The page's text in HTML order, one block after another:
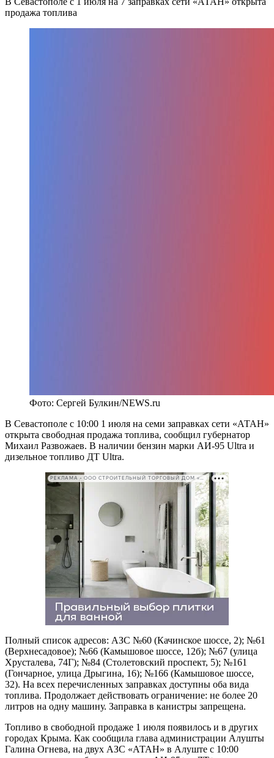
продажа топлива
Фото: Сергей Булкин/NEWS.ru
В Севастополе с 10:00 1 июля на семи заправках сети «АТАН»
открыта свободная продажа топлива, сообщил губернатор
Михаил Развожаев. В наличии бензин марки АИ-95 Ultra и
дизельное топливо ДТ Ultra.
РЕКЛАМА • ООО СТРОИТЕЛЬНЫЙ ТОРГОВЫЙ ДОМ «ПЕТРОВИЧ». ИНН: 7802348846
Полный список адресов: АЗС №60 (Качинское шоссе, 2); №61
(Верхнесадовое); №66 (Камышовое шоссе, 12б); №67 (улица
Хрусталева, 74Г); №84 (Столетовский проспект, 5); №161
(Гончарное, улица Дрыгина, 16); №166 (Камышовое шоссе,
32). На всех перечисленных заправках доступны оба вида
топлива. Продолжает действовать ограничение: не более 20
литров на одну машину. Заправка в канистры запрещена.
Топливо в свободной продаже 1 июля появилось и в других
городах Крыма. Как сообщила глава администрации Алушты
Галина Огнева, на двух АЗС «АТАН» в Алуште с 10:00